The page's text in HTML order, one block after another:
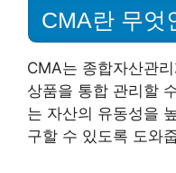
CMA란 무엇
CMA는 종합자산관
상품을 통합 관리할
는 자산의 유동성을
구할 수 있도록 도와